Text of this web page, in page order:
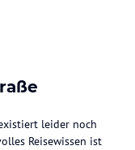
leider noch
Reisewissen ist